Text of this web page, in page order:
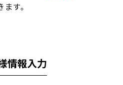
ます。
情報入力